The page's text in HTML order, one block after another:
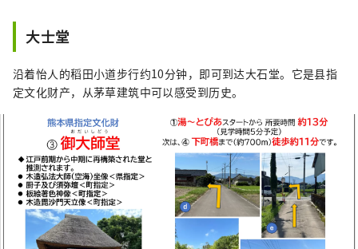
大士堂
沿着怡人的稻田小道步行约10分钟，即可到达大石堂。它是县指
定文化财产，从茅草建筑中可以感受到历史。